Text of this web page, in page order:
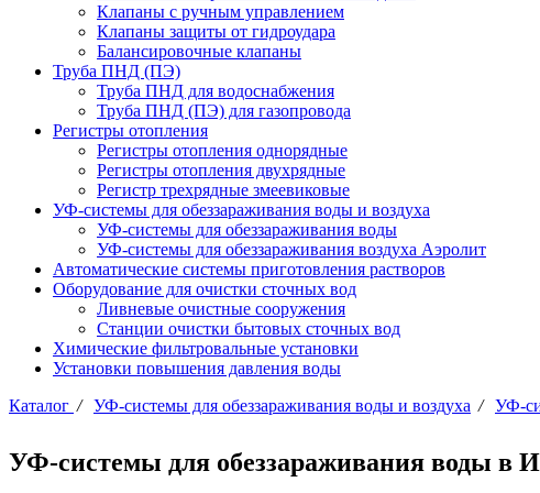
Клапаны с ручным управлением
Клапаны защиты от гидроудара
Балансировочные клапаны
Труба ПНД (ПЭ)
Труба ПНД для водоснабжения
Труба ПНД (ПЭ) для газопровода
Регистры отопления
Регистры отопления однорядные
Регистры отопления двухрядные
Регистр трехрядные змеевиковые
УФ-системы для обеззараживания воды и воздуха
УФ-системы для обеззараживания воды
УФ-системы для обеззараживания воздуха Аэролит
Автоматические системы приготовления растворов
Оборудование для очистки сточных вод
Ливневые очистные сооружения
Станции очистки бытовых сточных вод
Химические фильтровальные установки
Установки повышения давления воды
Каталог / УФ-системы для обеззараживания воды и воздуха / УФ-
УФ-системы для обеззараживания воды в